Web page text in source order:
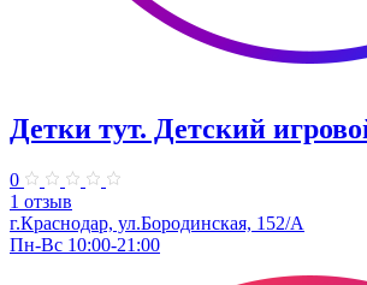
Детки тут. Детский
0
1 отзыв
г.Краснодар, ул.​Бородинская, 152/А
Пн-Вс 10:00-21:00